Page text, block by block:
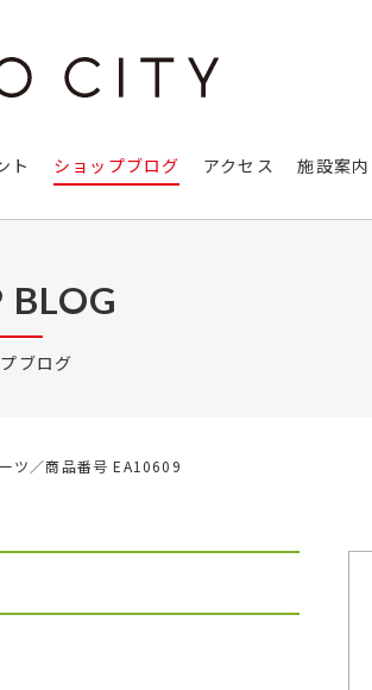
ト ショップブログ アクセス 施設案内
BLOG
ブログ
ツ／商品番号 EA10609